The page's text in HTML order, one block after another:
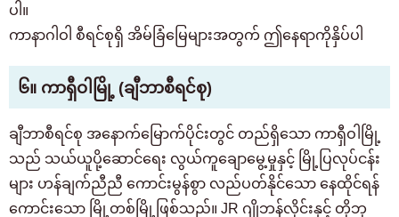
ပါ။
ကာနာဂါဝါ စီရင်စုရှိ အိမ်ခြံမြေများအတွက် ဤနေရာကိုနှိပ်ပါ
၆။ ကာရှီဝါမြို့ (ချီဘာစီရင်စု)
ချီဘာစီရင်စု အနောက်မြောက်ပိုင်းတွင် တည်ရှိသော ကာရှီဝါမြို့
သည် သယ်ယူပို့ဆောင်ရေး လွယ်ကူချောမွေ့မှုနှင့် မြို့ပြလုပ်ငန်း
များ ဟန်ချက်ညီညီ ကောင်းမွန်စွာ လည်ပတ်နိုင်သော နေထိုင်ရန်
ကောင်းသော မြို့တစ်မြို့ဖြစ်သည်။ JR ဂျိုဘန်လိုင်းနှင့် တိုဘု